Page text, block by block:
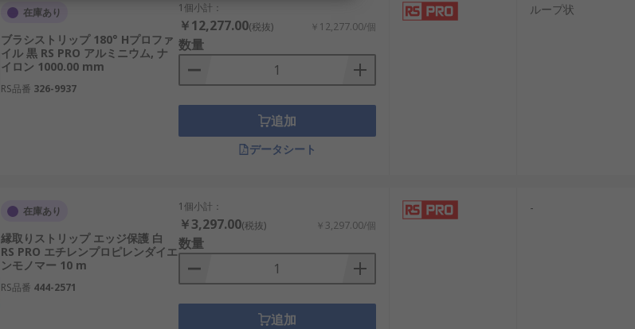
在庫あり
ブラシストリップ 180° Hプロファ
イル 黒 RS PRO アルミニウム, ナ
イロン 1000.00 mm
RS品番 326-9937
1個小計：
￥12,277.00(税抜) ￥12,277.00/個
数量
追加
データシート
ループ状
在庫あり
縁取りストリップ エッジ保護 白
RS PRO エチレンプロピレンダイエ
ンモノマー 10 m
RS品番 444-2571
1個小計：
￥3,297.00(税抜) ￥3,297.00/個
数量
追加
-